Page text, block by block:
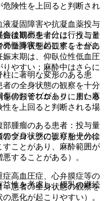
険性を上回ると判断され
後期の患者には、投与量
全身状態の観察を十分に
末期は、仰臥位性低血圧
やすい；麻酔中はさらに
傍頸管ブロックに用いる
を上回ると判断される場
ブロックにより胎児の徐
性を考慮し、授乳の継続
凝固障害や抗凝血薬投与
は観察を十分に行うこと
髄障害を起こすことがあ
に著明な変形のある患
の全身状態の観察を十分
のおそれがあり、また麻
腫瘤のある患者：投与量
全身状態の観察を十分に
ことがあり、麻酔範囲が
することがある）。
高血圧症、心弁膜症等の
患者の全身状態の観察を
悪化が起こりやすい）。